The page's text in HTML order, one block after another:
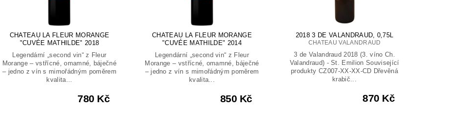
CHATEAU LA FLEUR MORANGE
"CUVÉE MATHILDE" 2018
Legendární „second vin“ z Fleur
Morange – vstřícné, omamné, báječné
– jedno z vín s mimořádným poměrem
kvalita...
780 Kč
CHATEAU LA FLEUR MORANGE
"CUVÉE MATHILDE" 2014
Legendární „second vin“ z Fleur
Morange – vstřícné, omamné, báječné
– jedno z vín s mimořádným poměrem
kvalita...
850 Kč
2018 3 DE VALANDRAUD, 0,75L
CHATEAU VALANDRAUD
3 de Valandraud 2018 (3. víno Ch.
Valandraud) - St. Emilion Související
produkty CZ007-XX-XX-CD Dřevěná
krabič...
870 Kč